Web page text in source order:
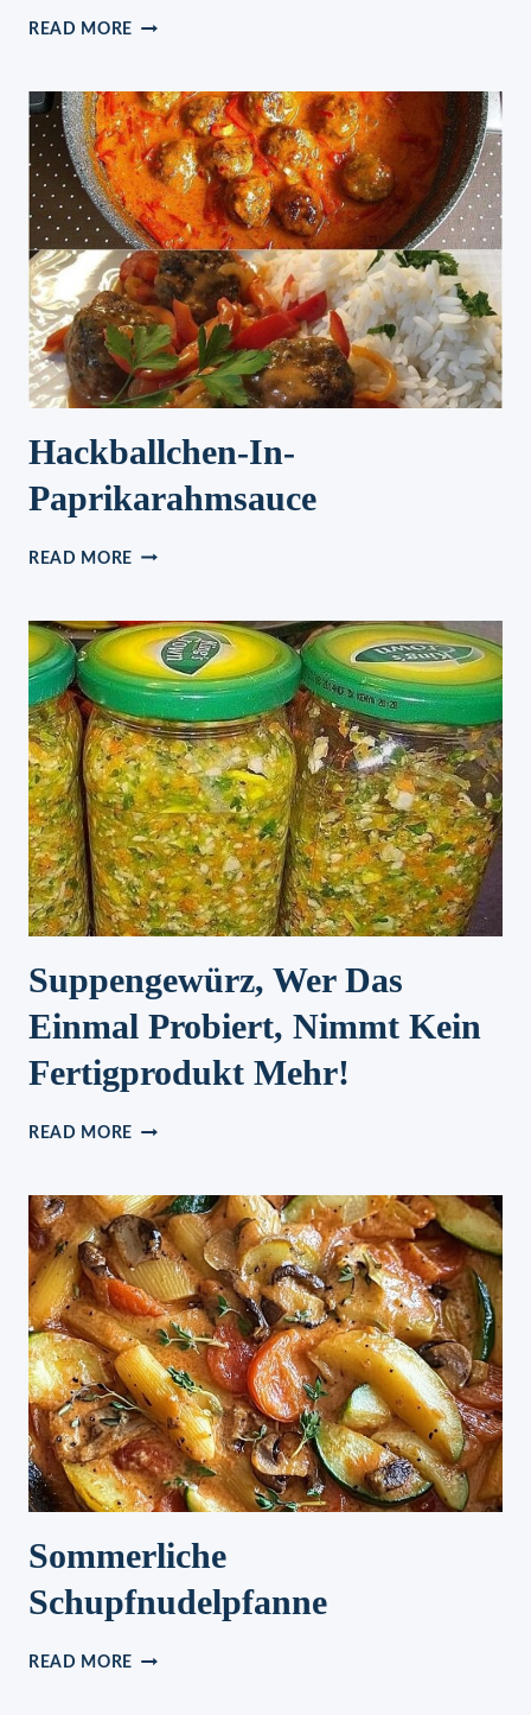
READ MORE HACKFLEISCH-
MIT
KARTOFFELPÜREE
Hackballchen-In-
Paprikarahmsauce
READ MORE HACKBALLCHEN-
Suppengewürz, Wer Das
Einmal Probiert, Nimmt Kein
Fertigprodukt Mehr!
READ MORE SUPPENGEWÜRZ,
EINMAL
PROBIERT,
NIMMT
KEIN
FERTIGPRODUKT
MEHR!
Sommerliche
Schupfnudelpfanne
READ MORE SOMMERLICHE